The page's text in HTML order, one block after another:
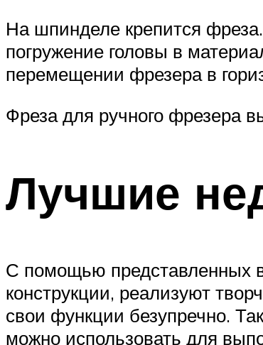
На шпинделе крепится
погружение головы в
перемещении фрезера в
Фреза для ручного фрезера
Лучшие
С помощью представленных
конструкции, реализуют
свои функции безупречно.
можно использовать для